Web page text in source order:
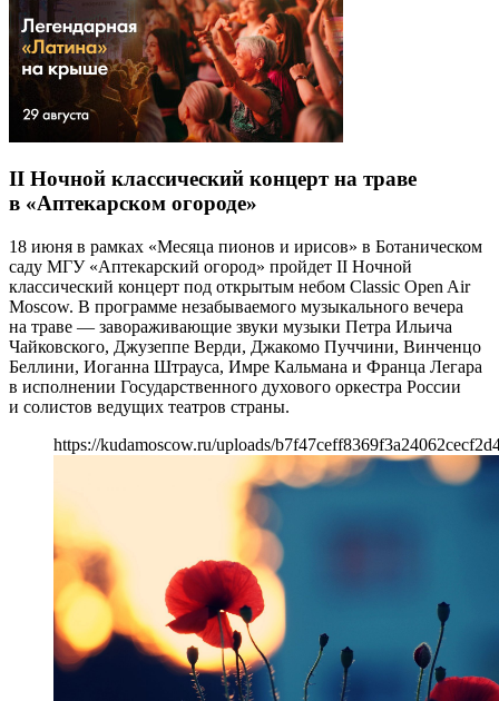
II Ночной классический концерт на траве
в «Аптекарском огороде»
18 июня в рамках «Месяца пионов и ирисов» в Ботаническом
саду МГУ «Аптекарский огород» пройдет II Ночной
классический концерт под открытым небом Classic Open Air
Moscow. В программе незабываемого музыкального вечера
на траве — завораживающие звуки музыки Петра Ильича
Чайковского, Джузеппе Верди, Джакомо Пуччини, Винченцо
Беллини, Иоганна Штрауса, Имре Кальмана и Франца Легара
в исполнении Государственного духового оркестра России
и солистов ведущих театров страны.
https://kudamoscow.ru/uploads/